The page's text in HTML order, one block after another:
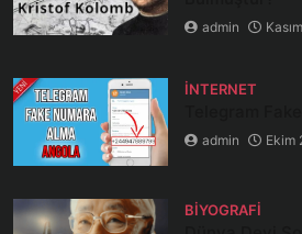
admin
İNTERNET
admin Ekim
BIYOGRAFI